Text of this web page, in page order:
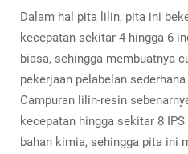
Dalam hal pita lilin, pita ini
kecepatan sekitar 4 hingga 6
biasa, sehingga membuatnya
pekerjaan pelabelan
Campuran lilin-resin
kecepatan hingga sekitar 8
bahan kimia, sehingga pita ini